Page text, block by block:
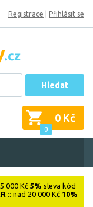
Registrace Přihlásit se
Hledat
0
0 Kč
000 Kč 5% sleva kód
:: nad 20 000 Kč 10%